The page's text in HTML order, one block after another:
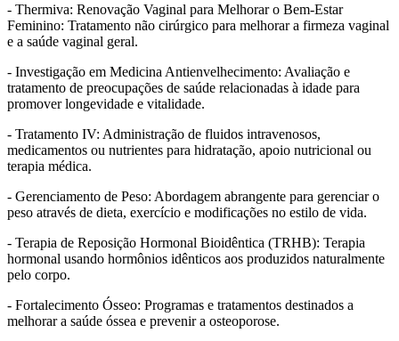
- Thermiva: Renovação Vaginal para Melhorar o Bem-Estar
Feminino: Tratamento não cirúrgico para melhorar a firmeza vaginal
e a saúde vaginal geral.
- Investigação em Medicina Antienvelhecimento: Avaliação e
tratamento de preocupações de saúde relacionadas à idade para
promover longevidade e vitalidade.
- Tratamento IV: Administração de fluidos intravenosos,
medicamentos ou nutrientes para hidratação, apoio nutricional ou
terapia médica.
- Gerenciamento de Peso: Abordagem abrangente para gerenciar o
peso através de dieta, exercício e modificações no estilo de vida.
- Terapia de Reposição Hormonal Bioidêntica (TRHB): Terapia
hormonal usando hormônios idênticos aos produzidos naturalmente
pelo corpo.
- Fortalecimento Ósseo: Programas e tratamentos destinados a
melhorar a saúde óssea e prevenir a osteoporose.